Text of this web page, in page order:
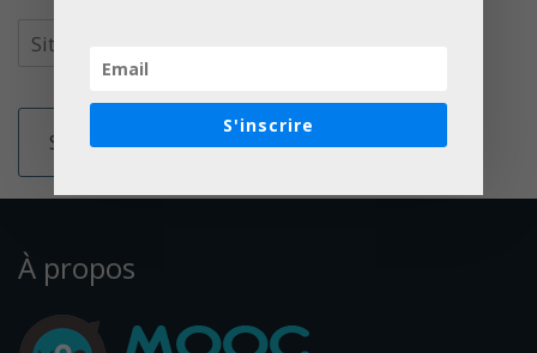
À propos
S'inscrire